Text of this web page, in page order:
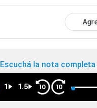
Escuchá la nota completa
1 1.5 10 10